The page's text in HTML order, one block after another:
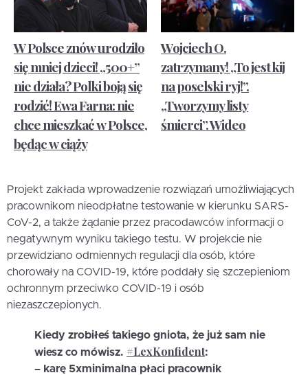
W Polsce znów urodziło
się mniej dzieci! „500+”
nie działa? Polki boją się
rodzić! Ewa Farna: nie
chce mieszkać w Polsce,
będąc w ciąży
Wojciech O.
zatrzymany! „To jest kij
na poselski ryj!”.
„Tworzymy listy
śmierci”. Wideo
Projekt zakłada wprowadzenie rozwiązań umożliwiających
pracownikom nieodpłatne testowanie w kierunku SARS-
CoV-2, a także żądanie przez pracodawców informacji o
negatywnym wyniku takiego testu. W projekcie nie
przewidziano odmiennych regulacji dla osób, które
chorowały na COVID-19, które poddały się szczepieniom
ochronnym przeciwko COVID-19 i osób
niezaszczepionych.
Kiedy zrobiłeś takiego gniota, że już sam nie
wiesz co mówisz. #LexKonfident:
– karę 5xminimalna płaci pracownik